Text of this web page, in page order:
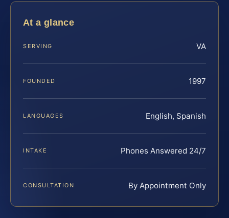
At a glance
SERVING VA
FOUNDED 1997
LANGUAGES English, Spanish
INTAKE Phones Answered 24/7
CONSULTATION By Appointment Only